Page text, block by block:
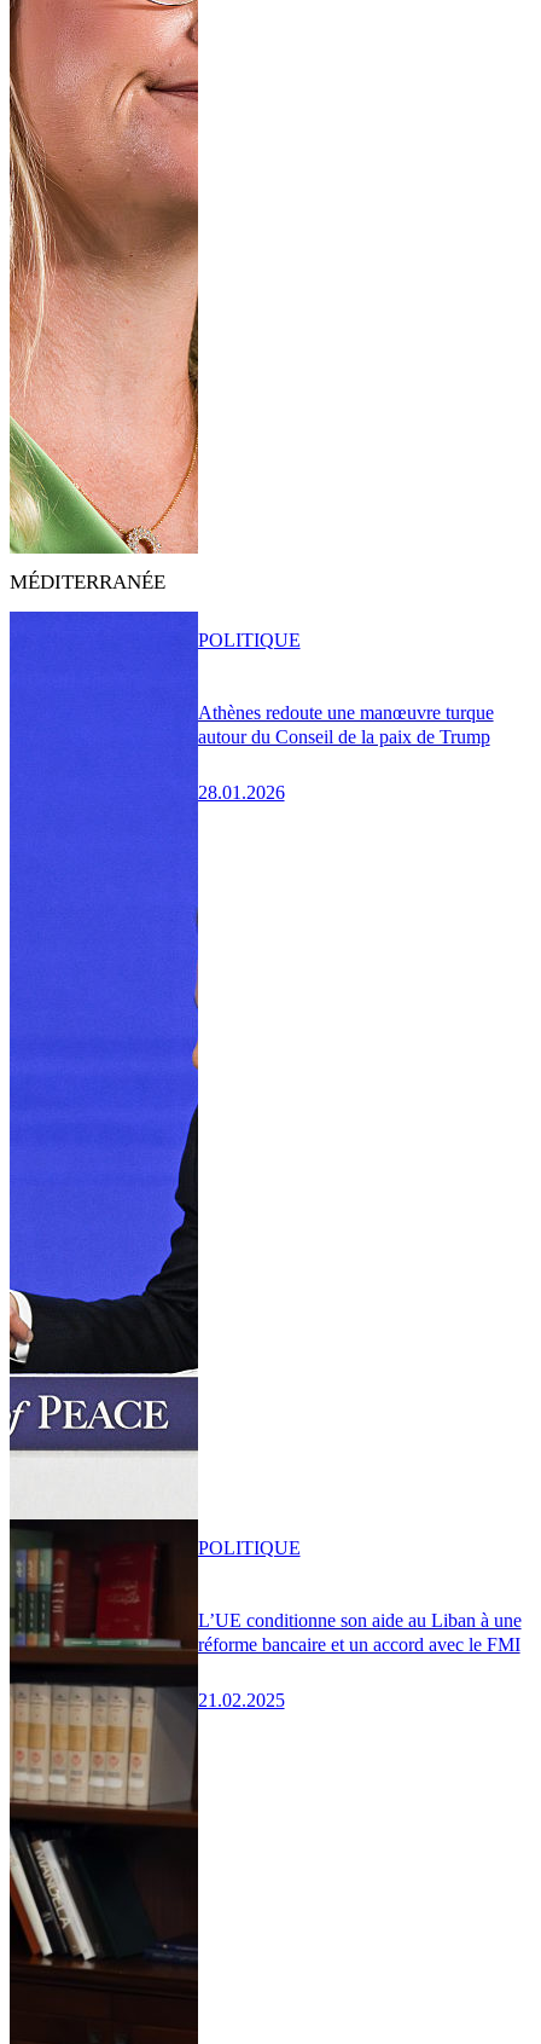
MÉDITERRANÉE
Athènes redoute une manœuvre turque
autour du Conseil de la paix de Trump
28.01.2026
POLITIQUE
L’UE conditionne son aide au Liban à une
réforme bancaire et un accord avec le FMI
21.02.2025
POLITIQUE